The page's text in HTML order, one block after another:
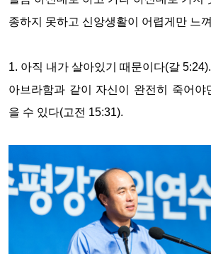
종하지 못하고 신앙생활이 어렵게만 느
1. 아직 내가 살아있기 때문이다(갈 5:24).
아브라함과 같이 자신이 완전히 죽어야
을 수 있다(고전 15:31).